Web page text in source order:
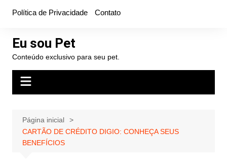
conteúdo
Política de Privacidade Contato
Eu sou Pet
Conteúdo exclusivo para seu pet.
Página inicial
CARTÃO DE CRÉDITO DIGIO: CONHEÇA SEUS
BENEFÍCIOS